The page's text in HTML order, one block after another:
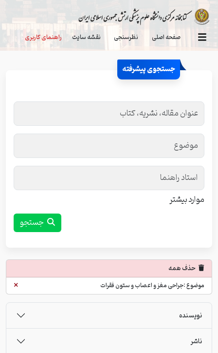
صفحه اصلی نظرسنجی نقشه سایت راهنمای کاربری
جستجوی پیشرفته
موارد بیشتر
حذف همه
موضوع :جراحی مغز و اعصاب و ستون فقرات
نویسنده
ناشر